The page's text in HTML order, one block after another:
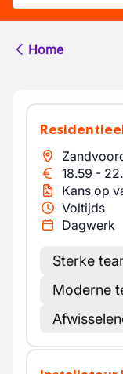
Home
18.59 -
Kans op
Voltijds
Dagwerk
Sterke
Moderne